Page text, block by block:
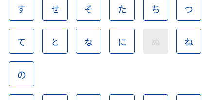
す せ そ た ち つ
て と な に ぬ ね
の